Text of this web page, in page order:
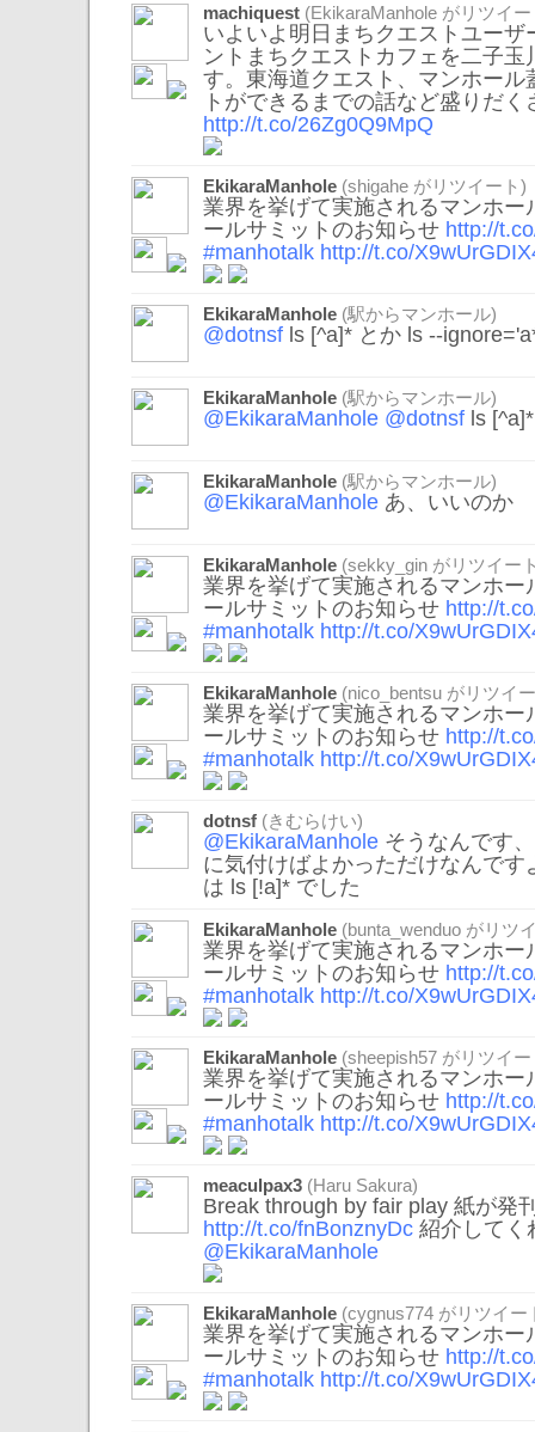
machiquest (EkikaraManhole がリツイー
いよいよ明日まちクエストユー
ントまちクエストカフェを二子
す。東海道クエスト、マンホール
トができるまでの話など盛りだく
http://t.co/26Zg0Q9MpQ
EkikaraManhole (shigahe がリツイート)
業界を挙げて実施されるマンホー
ールサミットのお知らせ http://
#manhotalk http://t.co/
EkikaraManhole (駅からマンホール)
@dotnsf ls [^a]* とか ls --
EkikaraManhole (駅からマンホール)
@EkikaraManhole @dotnsf ls
EkikaraManhole (駅からマンホール)
@EkikaraManhole あ、いいのか
EkikaraManhole (sekky_gin がリツイー
業界を挙げて実施されるマンホー
ールサミットのお知らせ http://
#manhotalk http://t.co/
EkikaraManhole (nico_bentsu がリツイ
業界を挙げて実施されるマンホー
ールサミットのお知らせ http://
#manhotalk http://t.co/
dotnsf (きむらけい)
@EkikaraManhole そうなんです
に気付けばよかっただけなんで
は ls [!a]* でした
EkikaraManhole (bunta_wenduo がリツ
業界を挙げて実施されるマンホー
ールサミットのお知らせ http://
#manhotalk http://t.co/
EkikaraManhole (sheepish57 がリツイー
業界を挙げて実施されるマンホー
ールサミットのお知らせ http://
#manhotalk http://t.co/
meaculpax3 (Haru Sakura)
Break through by fair play 紙が発
http://t.co/fnBonznyDc 紹介して
@EkikaraManhole
EkikaraManhole (cygnus774 がリツイー
業界を挙げて実施されるマンホー
ールサミットのお知らせ http://
#manhotalk http://t.co/